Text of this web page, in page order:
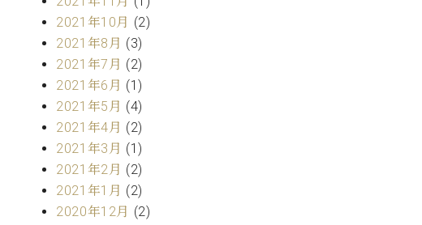
2021年10月 (2)
2021年8月 (3)
2021年7月 (2)
2021年6月 (1)
2021年5月 (4)
2021年4月 (2)
2021年3月 (1)
2021年2月 (2)
2021年1月 (2)
2020年12月 (2)